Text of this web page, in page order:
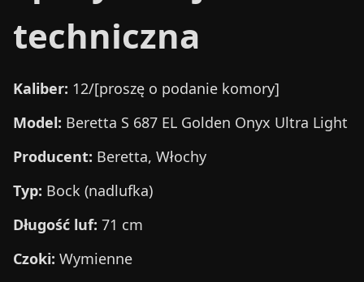
techniczna
Kaliber: 12/[proszę o podanie komory]
Model: Beretta S 687 EL Golden Onyx Ultra Light
Producent: Beretta, Włochy
Typ: Bock (nadlufka)
Długość luf: 71 cm
Czoki: Wymienne